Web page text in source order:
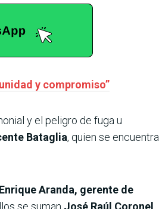
y compromiso”
y el peligro de fuga u
Bataglia, quien se encuentra
Aranda, gerente de
se suman José Raúl Coronel